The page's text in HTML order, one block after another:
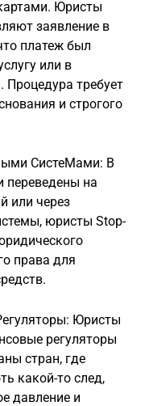
Юристы
заявление в
платеж был
или в
Процедура требует
и строгого
СистеМами: В
переведены на
или через
юристы Stop-
права для
Юристы
регуляторы
стран, где
какой-то след,
давление и